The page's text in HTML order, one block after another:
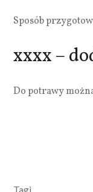
Sposób
xxxx –
Do potrawy
Tagi